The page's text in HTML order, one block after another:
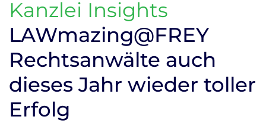
Kanzlei Insights
LAWmazing@FREY
Rechtsanwälte auch
dieses Jahr wieder toller
Erfolg